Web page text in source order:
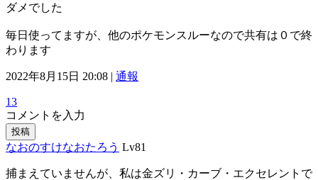
ダメでした
毎日使ってますが、他のポケモンスルーなので共有は０で終
わります
2022年8月15日 20:08 | 通報
13
コメントを入力
投稿
なおのすけなおたろう Lv81
捕まえていませんが、私は金ズリ・カーブ・エクセレントで